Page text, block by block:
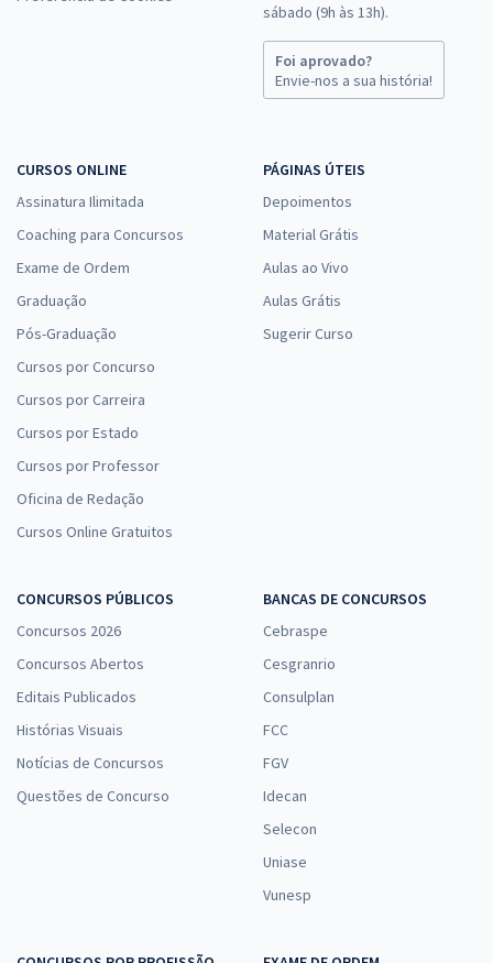
Comprar
em Contabilidade/Contábil/Financeiro (300) - Pós-edital
à vista
ou 12x de
R$21,32
Comprar
CONTER - Conselho Nacional de Técnicos em Radiologia - Analista
CONTER - Conselho Nacional de Técnicos em Radiologia -
Conhecimentos Específicos para Analista Técnico/Analista em
Gestão de Pessoas (Código 401) - Pós-edital
à vista
R$25,33
sábado (9h às 13h).
Foi aprovado?
Envie-nos a sua história!
CURSOS ONLINE
Assinatura Ilimitada
Coaching para Concursos
Exame de Ordem
Graduação
Pós-Graduação
Cursos por Concurso
Cursos por Carreira
Cursos por Estado
Cursos por Professor
Oficina de Redação
Cursos Online Gratuitos
PÁGINAS ÚTEIS
Depoimentos
Material Grátis
Aulas ao Vivo
Aulas Grátis
Sugerir Curso
CONCURSOS PÚBLICOS
Concursos 2026
Concursos Abertos
Editais Publicados
Histórias Visuais
Notícias de Concursos
Questões de Concurso
BANCAS DE CONCURSOS
Cebraspe
Cesgranrio
Consulplan
FCC
FGV
Idecan
Selecon
Uniase
Vunesp